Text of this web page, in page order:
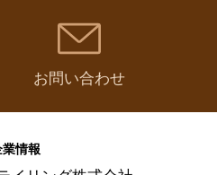
お問い合わせ
情報